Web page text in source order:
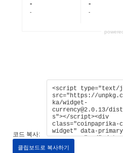
코드 복사:
클립보드로 복사하기